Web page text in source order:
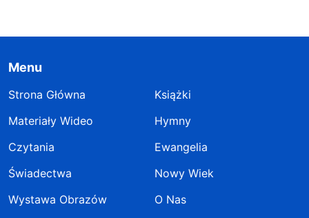
Menu
Strona Główna
Książki
Materiały Wideo
Hymny
Czytania
Ewangelia
Świadectwa
Nowy Wiek
Wystawa Obrazów
O Nas